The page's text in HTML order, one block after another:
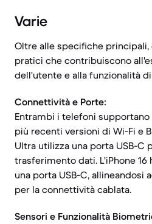
Varie
Oltre alle specifiche
pratici che contribuiscono
dell'utente e alla funzionalità
Connettività e Porte:
Entrambi i telefoni
più recenti versioni di Wi-Fi e
Ultra utilizza una porta USB-C
trasferimento dati. L'iPhone 16
una porta USB-C, allineandosi
per la connettività cablata.
Sensori e Funzionalità